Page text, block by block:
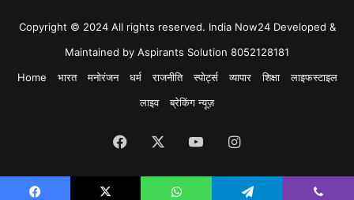
Copyright © 2024 All rights reserved. India Now24 Developed &
Maintained by Aspirants Solution 8052128181
Home
भारत मनोरंजन धर्म राजनीति स्पोर्ट्स व्यापार शिक्षा
लाइफस्टाइल
लाइव
ब्रेकिंग न्यूज़